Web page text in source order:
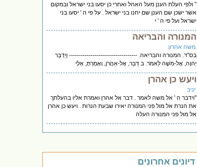
" ולפי העלת הענן מעל האהל ואחרי כן יסעו בני ישראל ובמקום
אשר ישכן שם הענן שם יחנו בני ישראל . על פי ה ' יסעו בני
ישראל ועל פי ה ' י
המנורה והבריאה
משה אהרון
בס"ד. המנורה והבריאה. ----------------------------------- וַיְדַבֵּר
יְהוָה, אֶל-מֹשֶׁה לֵּאמֹר. ב דַּבֵּר, אֶל-אַהֲרֹן, וְאָמַרְתָּ, אֵלָי
ויעש כן אהרן
יניב
"וידבר ה ' אל משה לאמר . דבר אל אהרן ואמרת אליו בהעלתך
את הנרת אל מול פני המנורה יאירו שבעת הנרות . ויעש כן אהרן
אל מול פני המנורה העלה
דיונים אחרונים